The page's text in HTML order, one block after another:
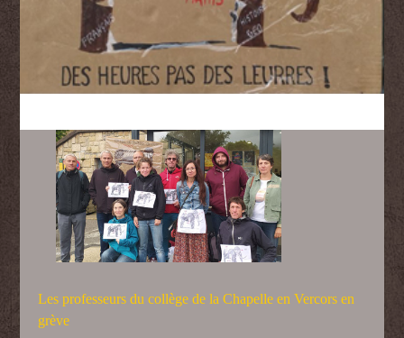
Les professeurs du collège de la Chapelle en Vercors en
grève